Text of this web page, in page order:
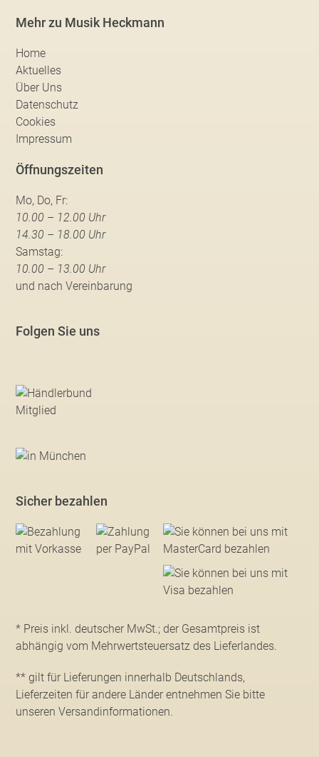
Mehr zu Musik Heckmann
Home
Aktuelles
Über Uns
Datenschutz
Cookies
Impressum
Öffnungszeiten
Mo, Do, Fr:
10.00 – 12.00 Uhr
14.30 – 18.00 Uhr
Samstag:
10.00 – 13.00 Uhr
und nach Vereinbarung
Folgen Sie uns
Sicher bezahlen
* Preis inkl. deutscher MwSt.; der Gesamtpreis ist
abhängig vom Mehrwertsteuersatz des Lieferlandes.
** gilt für Lieferungen innerhalb Deutschlands,
Lieferzeiten für andere Länder entnehmen Sie bitte
unseren Versandinformationen.